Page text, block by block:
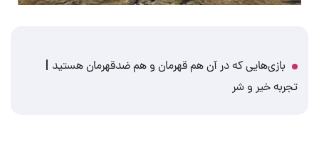
بازی‌هایی که در آن هم قهرمان و هم ضدقهرمان هستید |
تجربه خیر و شر